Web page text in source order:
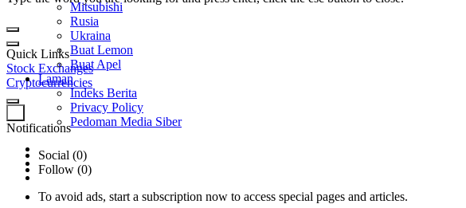
Quick Links
Stock Exchanges
Cryptocurrencies
Notifications
Social (0)
Follow (0)
To avoid ads, start a subscription now to access special pages and articles.
Mitsubishi
Rusia
Ukraina
Buat Lemon
Buat Apel
Laman
Indeks Berita
Privacy Policy
Pedoman Media Siber